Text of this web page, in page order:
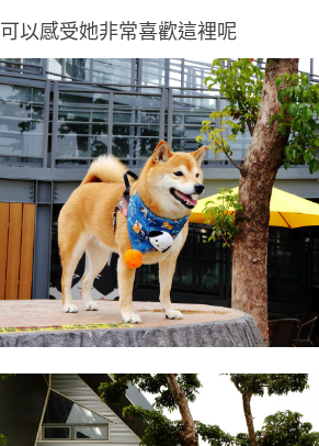
可以感受她非常喜歡這裡呢